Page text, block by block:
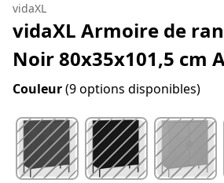
vidaXL
vidaXL Armoire de
Noir 80x35x101,5 cm
Couleur(9 options disponibles)